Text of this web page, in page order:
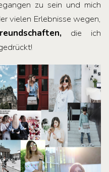
zu sein und mich
vielen Erlebnisse wegen,
die ich